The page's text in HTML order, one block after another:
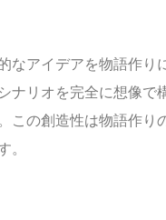
なアイデアを物語作り
ナリオを完全に想像
この創造性は物語作